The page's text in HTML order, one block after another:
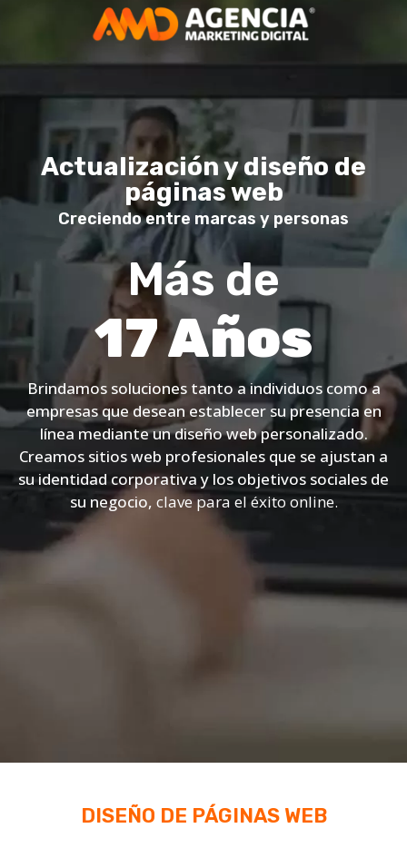
Actualización y diseño de
páginas web
Creciendo entre marcas y personas
Más de
17 Años
Brindamos soluciones tanto a individuos como a
empresas que desean establecer su presencia en
línea mediante un diseño web personalizado.
Creamos sitios web profesionales que se ajustan a
su identidad corporativa y los objetivos sociales de
su negocio, clave para el éxito online.
DISEÑO DE PÁGINAS WEB